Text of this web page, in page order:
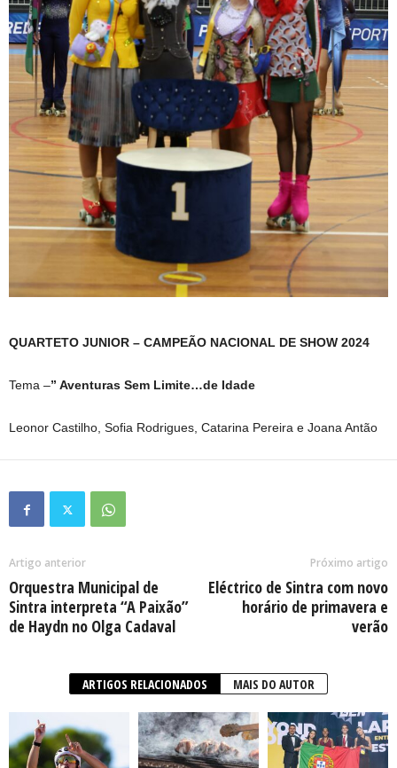
QUARTETO JUNIOR – CAMPEÃO NACIONAL DE SHOW 2024
Tema –” Aventuras Sem Limite…de Idade
Leonor Castilho, Sofia Rodrigues, Catarina Pereira e Joana Antão
Artigo anterior
Orquestra Municipal de
Sintra interpreta “A Paixão”
de Haydn no Olga Cadaval
Próximo artigo
Eléctrico de Sintra com novo
horário de primavera e
verão
ARTIGOS RELACIONADOS MAIS DO AUTOR